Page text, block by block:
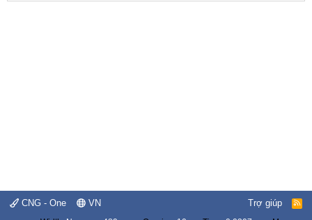
CNG - One VN Trợ giúp
R